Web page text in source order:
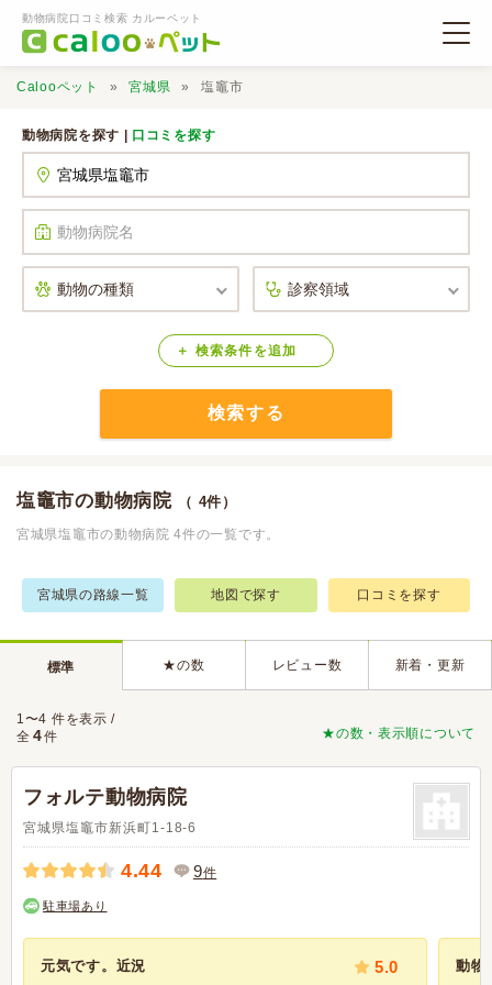
動物病院口コミ検索 カルーペット
口コミ検索
Calooペットとは？
Calooペット 宮城県 塩竈市
動物病院を探す | 口コミを探す
検索条件 を追加
検索する
塩竈市の動物病院 （ 4件）
宮城県塩竈市の動物病院 4件の一覧です。
宮城県の路線一覧 地図で探す 口コミを探す
標準 ★の数 レビュー数 新着・更新
★の数・表示順について
1〜4 件を表示 /
全 4件
フォルテ動物病院
宮城県塩竈市新浜町1-18-6
4.44 9件
駐車場あり
元気です。近況 5.0 動物